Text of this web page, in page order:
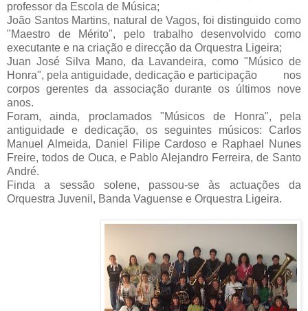
professor da Escola de Música;
João Santos Martins, natural de Vagos, foi distinguido como
"Maestro de Mérito", pelo trabalho desenvolvido como
executante e na criação e direcção da Orquestra Ligeira;
Juan José Silva Mano, da Lavandeira, como "Músico de
Honra", pela antiguidade, dedicação e participação nos
corpos gerentes da associação durante os últimos nove
anos.
Foram, ainda, proclamados "Músicos de Honra", pela
antiguidade e dedicação, os seguintes músicos: Carlos
Manuel Almeida, Daniel Filipe Cardoso e Raphael Nunes
Freire, todos de Ouca, e Pablo Alejandro Ferreira, de Santo
André.
Finda a sessão solene, passou-se às actuações da
Orquestra Juvenil, Banda Vaguense e Orquestra Ligeira.